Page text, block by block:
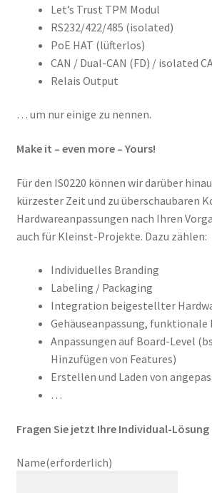
Let’s Trust TPM Modul
RS232/422/485 (isolated)
PoE HAT (lüfterlos)
CAN / Dual-CAN (FD) / isolated
Relais Output
… um nur einige zu nennen.
Make it – even more – Yours!
Für den IS0220 können wir darüber
kürzester Zeit und zu überschaubaren
Hardwareanpassungen nach Ihren
auch für Kleinst-Projekte. Dazu zählen:
Individuelles Branding
Labeling / Packaging
Integration beigestellter
Gehäuseanpassung,
Anpassungen auf Board-Level
Hinzufügen von Features)
Erstellen und Laden von
…
Fragen Sie jetzt Ihre Individual-Lösung
Name(erforderlich)